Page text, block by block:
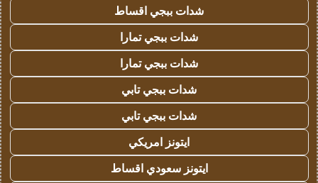
شدات ببجي اقساط
شدات ببجي تمارا
شدات ببجي تمارا
شدات ببجي تابي
شدات ببجي تابي
ايتونز امريكي
ايتونز سعودي اقساط